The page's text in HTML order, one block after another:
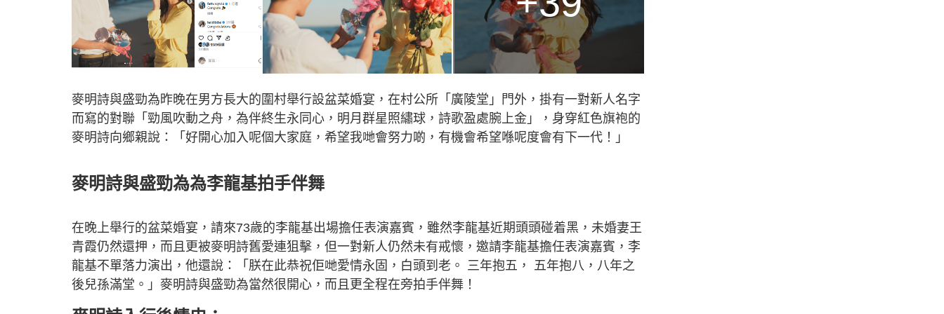
麥明詩與盛勁為昨晚在男方長大的圍村舉行設盆菜婚宴，在村公所「廣陵堂」門外，掛有一對新人名字
而寫的對聯「勁風吹動之舟，為伴終生永同心，明月群星照繡球，詩歌盈處腕上金」，身穿紅色旗袍的
麥明詩向鄉親說：「好開心加入呢個大家庭，希望我哋會努力啲，有機會希望喺呢度會有下一代！」
麥明詩與盛勁為為李龍基拍手伴舞
在晚上舉行的盆菜婚宴，請來73歲的李龍基出場擔任表演嘉賓，雖然李龍基近期頭頭碰着黑，未婚妻王
青霞仍然還押，而且更被麥明詩舊愛連狙擊，但一對新人仍然未有戒懷，邀請李龍基擔任表演嘉賓，李
龍基不單落力演出，他還說：「朕在此恭祝佢哋愛情永固，白頭到老。 三年抱五， 五年抱八，八年之
後兒孫滿堂。」麥明詩與盛勁為當然很開心，而且更全程在旁拍手伴舞！